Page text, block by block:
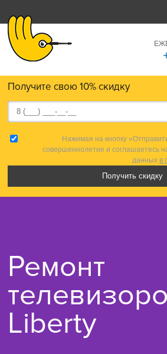
Получите свою 10% скидку
Нажимая на кнопку
совершеннолетие и соглашаетесь
данных в
Ремонт
Liberty